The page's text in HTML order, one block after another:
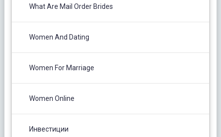
What Are Mail Order Brides
Women And Dating
Women For Marriage
Women Online
Инвестиции